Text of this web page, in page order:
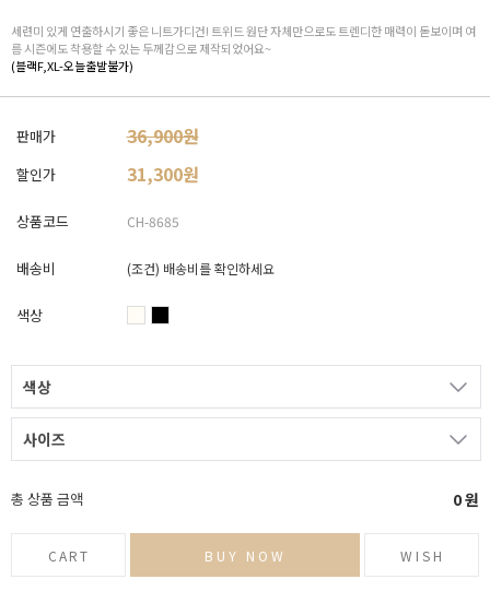
세련미 있게 연출하시기 좋은 니트가디건! 트위드 원단 자체만으로도 트렌디한 매력이 돋보이며 여
름 시즌에도 착용할 수 있는 두께감으로 제작되었어요~
(블랙F,XL-오늘출발불가)
판매가 36,900원
할인가 31,300원
상품코드 CH-8685
배송비 (조건) 배송비를 확인하세요
색상
색상
사이즈
총 상품 금액 0원
CART BUY NOW WISH